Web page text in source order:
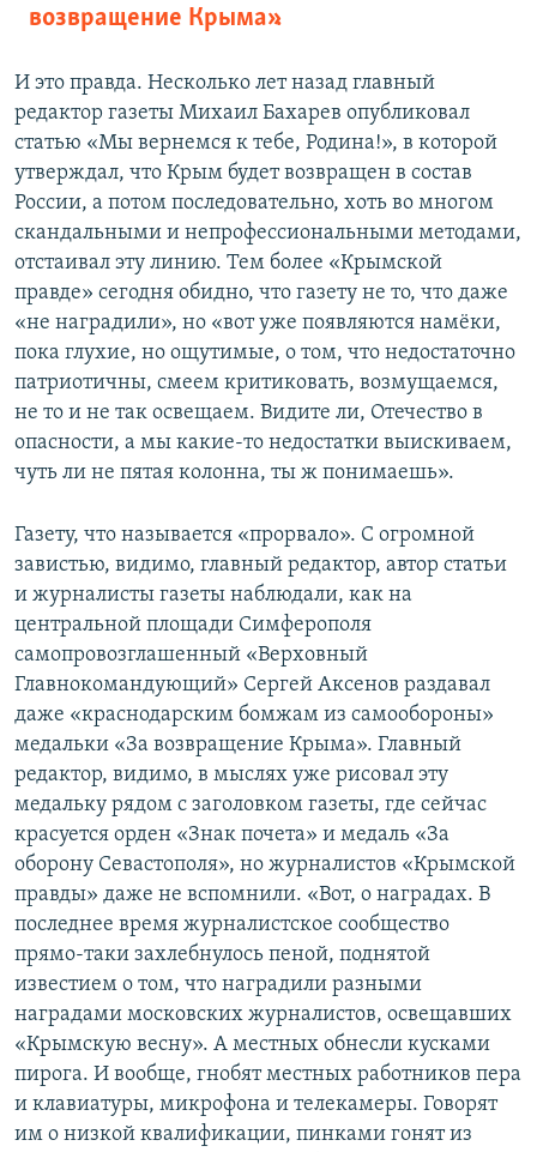
возвращение Крыма».
И это правда. Несколько лет назад главный
редактор газеты Михаил Бахарев опубликовал
статью «Мы вернемся к тебе, Родина!», в которой
утверждал, что Крым будет возвращен в состав
России, а потом последовательно, хоть во многом
скандальными и непрофессиональными методами,
отстаивал эту линию. Тем более «Крымской
правде» сегодня обидно, что газету не то, что даже
«не наградили», но «вот уже появляются намёки,
пока глухие, но ощутимые, о том, что недостаточно
патриотичны, смеем критиковать, возмущаемся,
не то и не так освещаем. Видите ли, Отечество в
опасности, а мы какие-то недостатки выискиваем,
чуть ли не пятая колонна, ты ж понимаешь».
Газету, что называется «прорвало». С огромной
завистью, видимо, главный редактор, автор статьи
и журналисты газеты наблюдали, как на
центральной площади Симферополя
самопровозглашенный «Верховный
Главнокомандующий» Сергей Аксенов раздавал
даже «краснодарским бомжам из самообороны»
медальки «За возвращение Крыма». Главный
редактор, видимо, в мыслях уже рисовал эту
медальку рядом с заголовком газеты, где сейчас
красуется орден «Знак почета» и медаль «За
оборону Севастополя», но журналистов «Крымской
правды» даже не вспомнили. «Вот, о наградах. В
последнее время журналистское сообщество
прямо-таки захлебнулось пеной, поднятой
известием о том, что наградили разными
наградами московских журналистов, освещавших
«Крымскую весну». А местных обнесли кусками
пирога. И вообще, гнобят местных работников пера
и клавиатуры, микрофона и телекамеры. Говорят
им о низкой квалификации, пинками гонят из